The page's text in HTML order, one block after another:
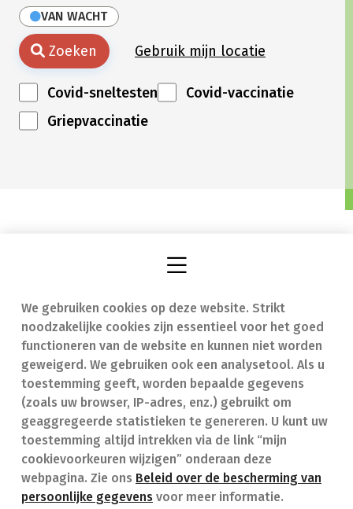
We gebruiken cookies op deze website. Strikt
noodzakelijke cookies zijn essentieel voor het goed
functioneren van de website en kunnen niet worden
geweigerd. We gebruiken ook een analysetool. Als u
toestemming geeft, worden bepaalde gegevens
(zoals uw browser, IP-adres, enz.) gebruikt om
geaggregeerde statistieken te genereren. U kunt uw
toestemming altijd intrekken via de link “mijn
cookievoorkeuren wijzigen” onderaan deze
webpagina. Zie ons Beleid over de bescherming van
persoonlijke gegevens voor meer informatie.
VAN WACHT
Zoeken Gebruik mijn locatie
Covid-sneltesten
Covid-vaccinatie
Griepvaccinatie
Vind een apotheek
Onze expertise
Ziekten
Geneesmiddelen
In geval van nood
Contact
Veelgestelde vragen
(FAQ)